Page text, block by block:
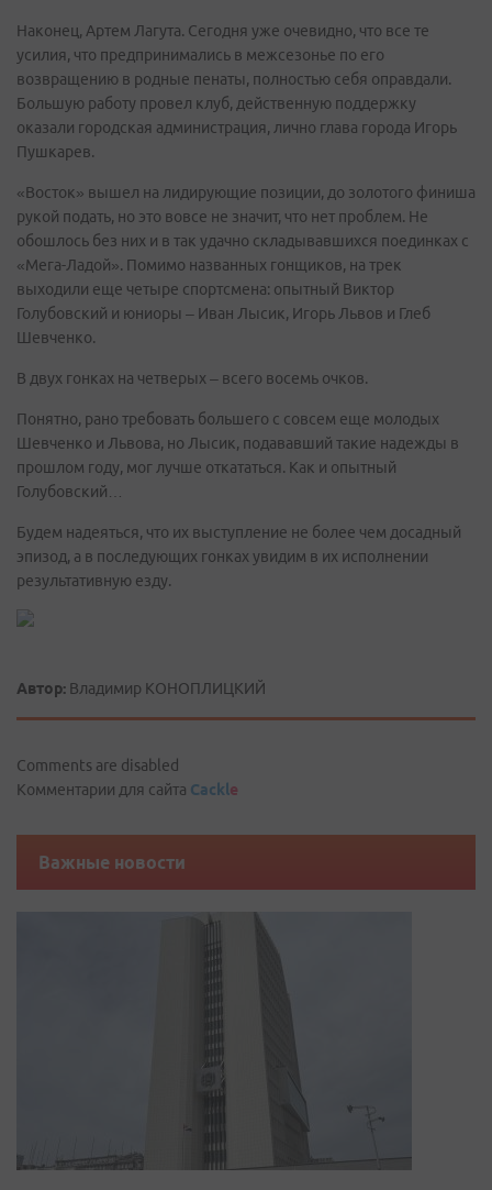
Наконец, Артем Лагута. Сегодня уже очевидно, что все те
усилия, что предпринимались в межсезонье по его
возвращению в родные пенаты, полностью себя оправдали.
Большую работу провел клуб, действенную поддержку
оказали городская администрация, лично глава города Игорь
Пушкарев.
«Восток» вышел на лидирующие позиции, до золотого финиша
рукой подать, но это вовсе не значит, что нет проблем. Не
обошлось без них и в так удачно складывавшихся поединках с
«Мега-Ладой». Помимо названных гонщиков, на трек
выходили еще четыре спортсмена: опытный Виктор
Голубовский и юниоры – Иван Лысик, Игорь Львов и Глеб
Шевченко.
В двух гонках на четверых – всего восемь очков.
Понятно, рано требовать большего с совсем еще молодых
Шевченко и Львова, но Лысик, подававший такие надежды в
прошлом году, мог лучше откататься. Как и опытный
Голубовский…
Будем надеяться, что их выступление не более чем досадный
эпизод, а в последующих гонках увидим в их исполнении
результативную езду.
Автор: Владимир КОНОПЛИЦКИЙ
Comments are disabled
Комментарии для сайта Cackle
Важные новости